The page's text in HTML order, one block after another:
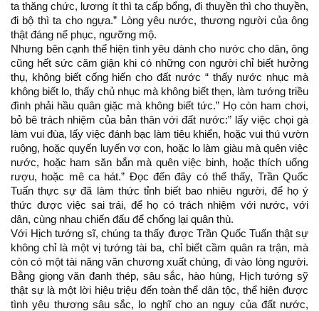
ta thăng chức, lương ít thì ta cấp bổng, đi thuyền thì cho thuyền,
đi bộ thì ta cho ngựa.” Lòng yêu nước, thương người của ông
thật đáng nể phục, ngưỡng mộ.
Nhưng bên cạnh thể hiện tình yêu dành cho nước cho dân, ông
cũng hết sức căm giận khi có những con người chỉ biết hưởng
thụ, không biết cống hiến cho đất nước “ thấy nước nhục mà
không biết lo, thấy chủ nhục mà không biết thẹn, làm tướng triều
đình phải hầu quân giặc mà không biết tức.” Họ còn ham chơi,
bỏ bê trách nhiệm của bản thân với đất nước:” lấy việc chọi gà
làm vui đùa, lấy việc đánh bạc làm tiêu khiển, hoặc vui thú vườn
ruộng, hoặc quyến luyến vợ con, hoặc lo làm giàu mà quên việc
nước, hoặc ham săn bắn mà quên việc binh, hoặc thích uống
rượu, hoặc mê ca hát.” Đọc đến đây có thể thấy, Trần Quốc
Tuấn thực sự đã làm thức tỉnh biết bao nhiêu người, để họ ý
thức được việc sai trái, để họ có trách nhiệm với nước, với
dân, cùng nhau chiến đấu để chống lại quân thù.
Với Hịch tướng sĩ, chúng ta thấy được Trần Quốc Tuấn thật sự
không chỉ là một vị tướng tài ba, chỉ biết cầm quân ra trận, mà
còn có một tài năng văn chương xuất chúng, đi vào lòng người.
Bằng giọng văn đanh thép, sâu sắc, hào hùng, Hịch tướng sỹ
thật sự là một lời hiệu triệu đến toàn thể dân tộc, thể hiện được
tình yêu thương sâu sắc, lo nghĩ cho an nguy của đất nước,